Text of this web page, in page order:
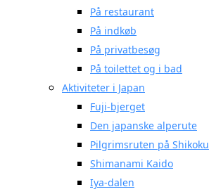
På restaurant
På indkøb
På privatbesøg
På toilettet og i bad
Aktiviteter i Japan
Fuji-bjerget
Den japanske alperute
Pilgrimsruten på Shikoku
Shimanami Kaido
Iya-dalen